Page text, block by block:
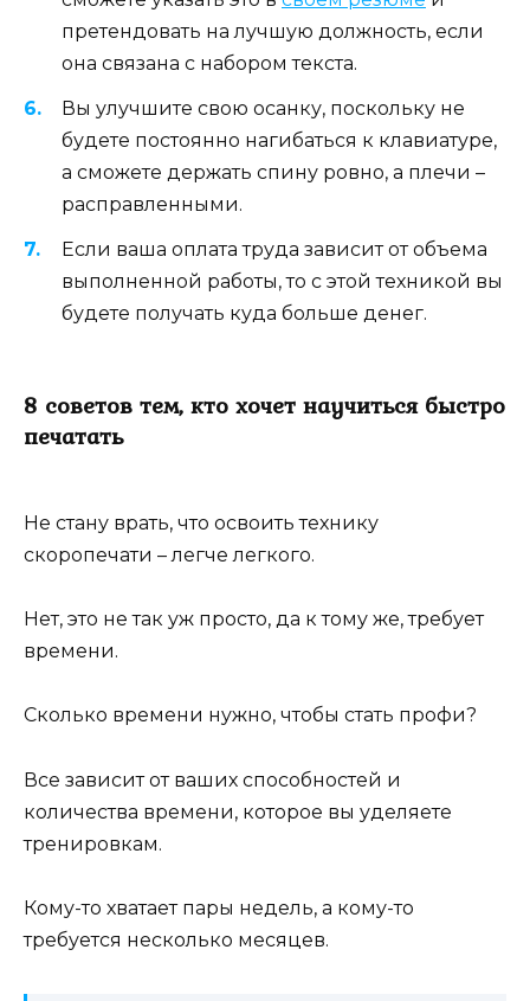
претендовать на лучшую должность, если
она связана с набором текста.
Вы улучшите свою осанку, поскольку не
будете постоянно нагибаться к клавиатуре,
а сможете держать спину ровно, а плечи –
расправленными.
Если ваша оплата труда зависит от объема
выполненной работы, то с этой техникой вы
будете получать куда больше денег.
8 советов тем, кто хочет научиться быстро
печатать
Не стану врать, что освоить технику
скоропечати – легче легкого.
Нет, это не так уж просто, да к тому же, требует
времени.
Сколько времени нужно, чтобы стать профи?
Все зависит от ваших способностей и
количества времени, которое вы уделяете
тренировкам.
Кому-то хватает пары недель, а кому-то
требуется несколько месяцев.